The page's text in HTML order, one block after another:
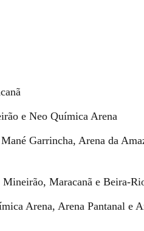
e Neo Química Arena
Garrincha, Arena da
Maracanã e Beira-
Arena, Arena Pantanal e